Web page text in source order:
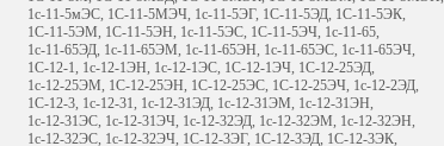
1с-11-5мЭС, 1С-11-5МЭЧ, 1с-11-5ЭГ, 1С-11-5ЭД, 1С-11-5ЭК,
1С-11-5ЭМ, 1С-11-5ЭН, 1с-11-5ЭС, 1С-11-5ЭЧ, 1с-11-65,
1с-11-65ЭД, 1с-11-65ЭМ, 1с-11-65ЭН, 1с-11-65ЭС, 1с-11-65ЭЧ,
1С-12-1, 1с-12-1ЭН, 1с-12-1ЭС, 1С-12-1ЭЧ, 1С-12-25ЭД,
1с-12-25ЭМ, 1С-12-25ЭН, 1С-12-25ЭС, 1С-12-25ЭЧ, 1с-12-2ЭД,
1С-12-3, 1с-12-31, 1с-12-31ЭД, 1с-12-31ЭМ, 1с-12-31ЭН,
1с-12-31ЭС, 1с-12-31ЭЧ, 1с-12-32ЭД, 1с-12-32ЭМ, 1с-12-32ЭН,
1с-12-32ЭС, 1с-12-32ЭЧ, 1С-12-3ЭГ, 1С-12-3ЭД, 1С-12-3ЭК,